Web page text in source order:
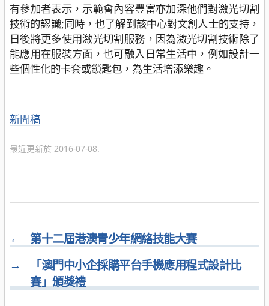
有參加者表示，示範會內容豐富亦加深他們對激光切割
技術的認識;同時，也了解到該中心對文創人士的支持，
日後將更多使用激光切割服務，因為激光切割技術除了
能應用在服裝方面，也可融入日常生活中，例如設計一
些個性化的卡套或鎖匙包，為生活增添樂趣。
分
新聞稿
最近更新於 2016-07-08.
←
第十二屆港澳青少年網絡技能大賽
→
「澳門中小企採購平台手機應用程式設計比
賽」頒獎禮